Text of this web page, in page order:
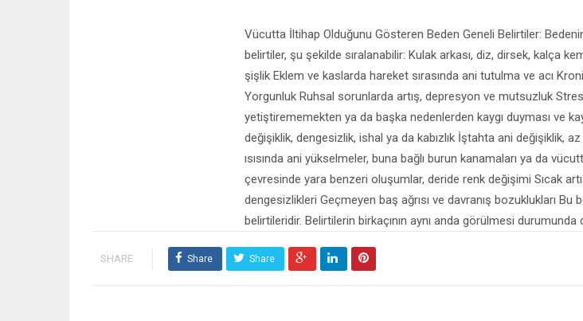
Vücutta İltihap Olduğunu Gösteren Beden Geneli Belirtiler:
belirtiler, şu şekilde sıralanabilir: Kulak arkası, diz, dirsek, kalça
şişlik Eklem ve kaslarda hareket sırasında ani tutulma ve acı
Yorgunluk Ruhsal sorunlarda artış, depresyon ve mutsuzluk
yetiştirememekten ya da başka nedenlerden kaygı duyması ve
değişiklik, dengesizlik, ishal ya da kabızlık İştahta ani değişiklik,
ısısında ani yükselmeler, buna bağlı burun kanamaları ya da
çevresinde yara benzeri oluşumlar, deride renk değişimi Sıcak
dengesizlikleri Geçmeyen baş ağrısı ve davranış bozuklukları
belirtileridir. Belirtilerin birkaçının aynı anda görülmesi
SHARE Share Share